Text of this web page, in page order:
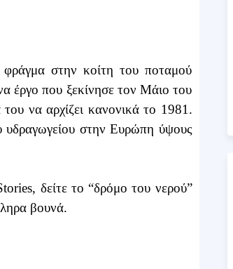
στην κοίτη του ποταμού
έργο που ξεκίνησε τον Μάιο του
να αρχίζει κανονικά το 1981.
υδραγωγείου στην Ευρώπη ύψους
δείτε το “δρόμο του νερού”
βουνά.